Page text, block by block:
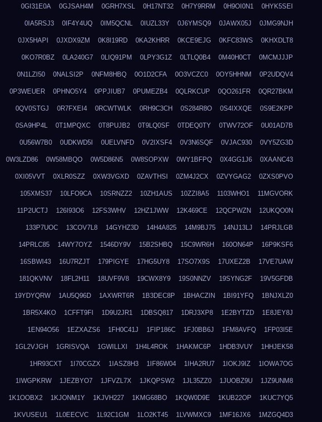
0GI31E0A 0GJSAH4M 0GRH7XSL 0H17NT32 0H7Y9RRM 0H9OI0N1 0HYK5SEI
0IA5RSJ3 0IF4Y4UQ 0IM5QCNL 0IUZL33Y 0J6YMSQ9 0JAWX05J 0JMG9NJH
0JX5HAPI 0JXDX9ZM 0K8I19RD 0KA2KHRR 0KCE9EJG 0KFC83WS 0KHXDLT8
0KO7R0BZ 0LA240G7 0LIQ91PM 0LPY3G1Z 0LTLQ0B4 0M40H0CT 0MCMJJJP
0N1LZI50 0NALSI2P 0NFM8HBQ 0O1D2CFA 0O3VCZC0 0OY5HHNM 0P2UDQV4
0P3WEUER 0PHNO5Y4 0PPJIUB7 0PUMEZB4 0QLRKCUP 0QO261FR 0QR27BKM
0QV0STGJ 0R7FXEI4 0RCWTWLK 0RH9C3CH 0S284R8O 0S4IXXQE 0S9E2KPP
0SA9HP4L 0T1MPQXC 0T8PUJB2 0T9LQ0SF 0TDEQ0TY 0TWV72OF 0U01AD7B
0U56W7B0 0UDKWD5I 0UELVNFD 0V2IXSF4 0V3N6SQF 0VJAC930 0VY5ZG3D
0W3LZD86 0W58MBQO 0W5D86N5 0W8SOPXW 0WY1BFPQ 0X4GG1J6 0XAANC43
0XI05VVT 0XLR0SZZ 0XW3VGXD 0ZAVTHSI 0ZM4J2CX 0ZVYGAG2 0ZXS0PVO
105XMS37 10LFO9CA 10SRNZZ2 10ZH1AUS 10ZZI8A5 1103WHO1 11MGVORK
11P2UCTJ 126I93O6 12FS3WHV 12HZ1JWW 12K469CE 12QCPWZN 12UKQO0N
133P7UOC 13COV7L8 14GYHZ3D 14H4A825 14M9BJ75 14NJ13LJ 14PRJLGB
14PRLC85 14WY7OYZ 1546DY9V 15B2SHBQ 15C9WR6H 160ON64P 16P9KSF6
16SBWI43 16U7RZJT 179PIGYE 17HG5UY8 17SO7X9S 17UXEZ2B 17VE7UAW
181QKVNV 18FL2H11 18UVF9V8 19CWX8Y9 19S0NNZV 19SYNG2F 19V5GFDB
19YDYQRW 1AU5Q96D 1AXWRT6R 1B3DEC8P 1BHACZIN 1BI91YFQ 1BNJXLZ0
1BR5X4KO 1CFFT9FI 1D9U2JR1 1DBSQ817 1DRJ3XP8 1E2BYTZD 1E8JEY8J
1EN94O56 1EZXAZS6 1FH0C41J 1FIP186C 1FJ0BB6J 1FM8AVFQ 1FP03I5E
1GL2VJGH 1GRISVQA 1GWILLXI 1H4L4ROK 1HAKMC6P 1HDB3VUY 1HHJEK58
1HR93CXT 1I70CGZX 1IASZ8H3 1IF86W04 1IHA2RU7 1IOKJ9IZ 1IOWA7OG
1IWGPKRW 1JEZBYO7 1JFVZL7X 1JKQPSW2 1JL35ZZ0 1JUOBZ9U 1JZ9UNM8
1K1OOBX2 1KJONM1Y 1KJVH227 1KMG68BO 1KQW0D9E 1KUB22OP 1KUC7YQ5
1KVUSEU1 1L0EECVC 1L92C1GM 1LO2KT45 1LVWMXC9 1MF16JX6 1MZGQ4D3